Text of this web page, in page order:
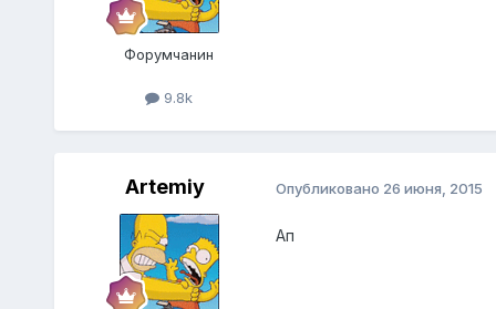
Форумчанин
9.8k
Artemiy Опубликовано 26 июня, 2015
Ап